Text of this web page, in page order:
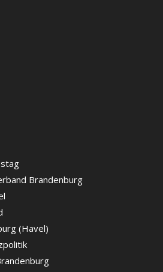
Brandenburg
(Havel)